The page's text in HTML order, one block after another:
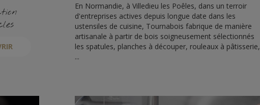
En Normandie, à Villedieu les Poêles, dans un terroir
d'entreprises actives depuis longue date dans les
ustensiles de cuisine, Tournabois fabrique de manière
artisanale à partir de bois soigneusement sélectionnés
les spatules, planches à découper, rouleaux à pâtisserie,
...